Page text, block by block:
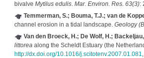
bivalve Mytilus edulis. Mar. Environ. Res. 63(3):
Temmerman, S.; Bouma, T.J.; van de
channel erosion in a tidal landscape. Geology
Van den Broeck, H.; De Wolf, H.;
littoreaalong the Scheldt Estuary (the
http://dx.doi.org/10.1016/j.scitotenv.2007.01.081,